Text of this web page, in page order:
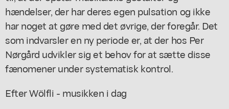
hændelser, der har deres egen pulsation og ikke
har noget at gøre med det øvrige, der foregår. Det
som indvarsler en ny periode er, at der hos Per
Nørgård udvikler sig et behov for at sætte disse
fænomener under systematisk kontrol.
Efter Wölfli - musikken i dag